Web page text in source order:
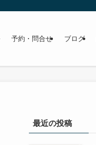
予約・問合せ ブログ
最近の投稿